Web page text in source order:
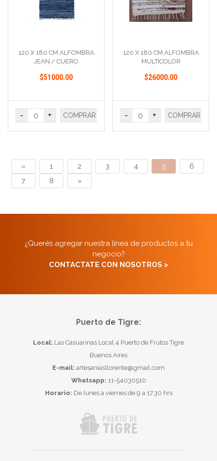
120 X 180 CM ALFOMBRA
JEAN / CUERO
$51000.00
- + COMPRAR
120 X 180 CM ALFOMBRA
MULTICOLOR
$26000.00
- + COMPRAR
« 1 2 3 4 5
6
7
8 »
¿Querés agregar nuestra línea de productos a tu
negocio?
CONTACTATE CON NOSOTROS >
Puerto de Tigre:
Local: Las Casuarinas Local 4 Puerto de Frutos Tigre
Buenos Aires
E-mail: artesaniasllorente@gmail.com
Whatsapp: 11-54030510
Horario: De lunes a viernes de 9 a 17.30 hrs